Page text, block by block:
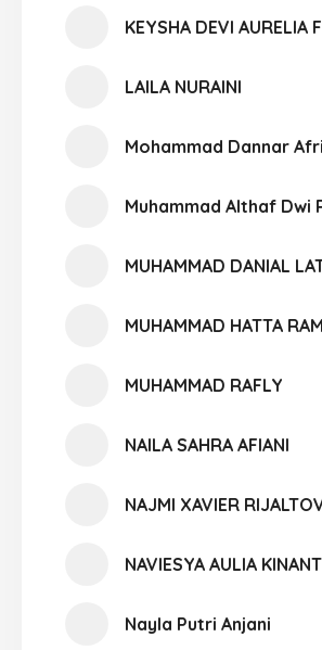
KEYSHA DEVI AURELIA
LAILA NURAINI
Mohammad Dannar
Muhammad Althaf Dwi
MUHAMMAD DANIAL
MUHAMMAD HATTA
MUHAMMAD RAFLY
NAILA SAHRA AFIANI
NAJMI XAVIER
NAVIESYA AULIA
Nayla Putri Anjani